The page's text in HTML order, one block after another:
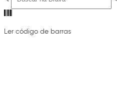
Ler código de barras